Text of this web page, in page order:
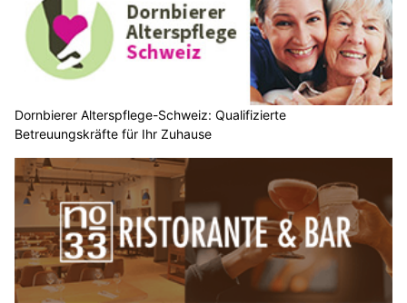
Dornbierer Alterspflege-Schweiz: Qualifizierte
Betreuungskräfte für Ihr Zuhause